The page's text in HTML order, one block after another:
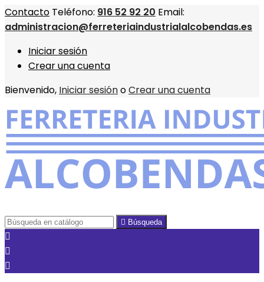
Contacto Teléfono: 916 52 92 20 Email:
administracion@ferreteriaindustrialalcobendas.es
Iniciar sesión
Crear una cuenta
Bienvenido, Iniciar sesiónoCrear una cuenta
 Búsqueda


